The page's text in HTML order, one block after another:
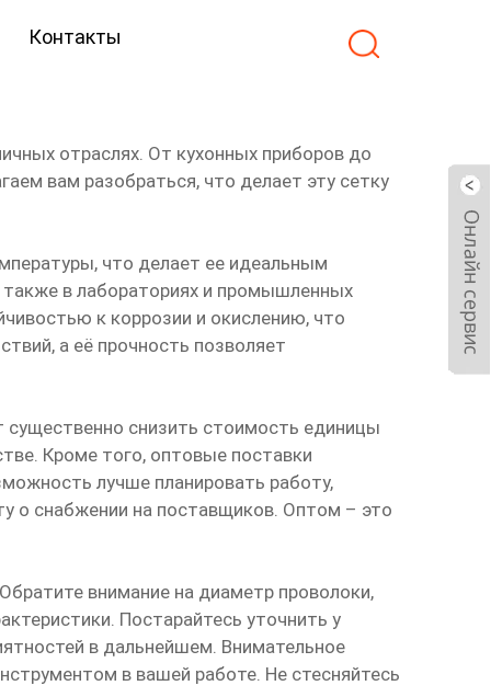
Контакты
отраслях. От кухонных приборов до
вам разобраться, что делает эту сетку
что делает ее идеальным
также в лабораториях и промышленных
к коррозии и окислению, что
а её прочность позволяет
снизить стоимость единицы
Кроме того, оптовые поставки
лучше планировать работу,
о снабжении на поставщиков. Оптом – это
внимание на диаметр проволоки,
Постарайтесь уточнить у
в дальнейшем. Внимательное
в вашей работе. Не стесняйтесь